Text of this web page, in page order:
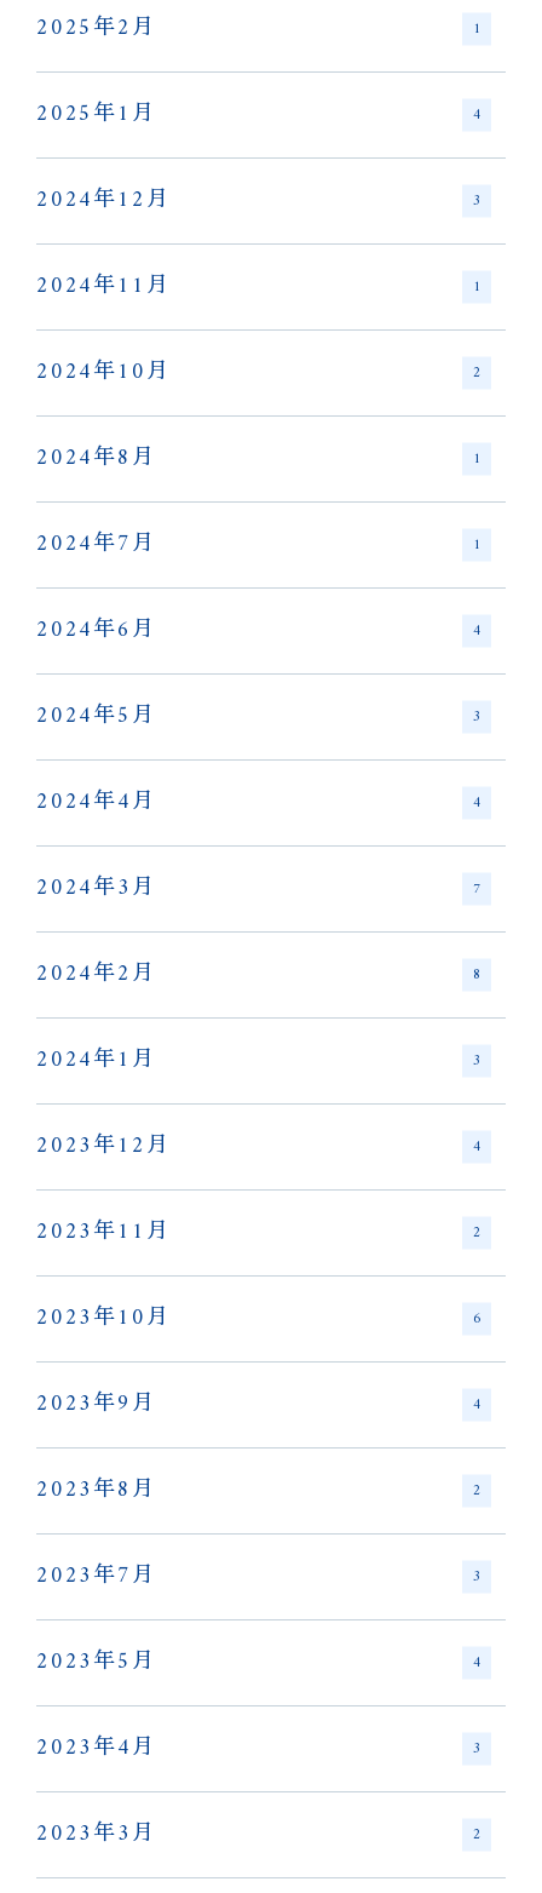
2025年2月 1
2025年1月 4
2024年12月 3
2024年11月 1
2024年10月 2
2024年8月 1
2024年7月 1
2024年6月 4
2024年5月 3
2024年4月 4
2024年3月 7
2024年2月 8
2024年1月 3
2023年12月 4
2023年11月 2
2023年10月 6
2023年9月 4
2023年8月 2
2023年7月 3
2023年5月 4
2023年4月 3
2023年3月 2